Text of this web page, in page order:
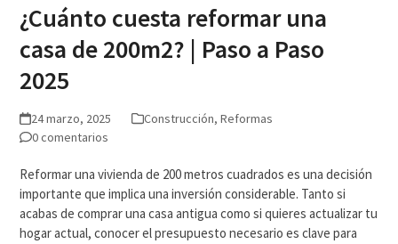
¿Cuánto cuesta reformar una
casa de 200m2? | Paso a Paso
2025
24 marzo, 2025 Construcción, Reformas
0 comentarios
Reformar una vivienda de 200 metros cuadrados es una decisión
importante que implica una inversión considerable. Tanto si
acabas de comprar una casa antigua como si quieres actualizar tu
hogar actual, conocer el presupuesto necesario es clave para